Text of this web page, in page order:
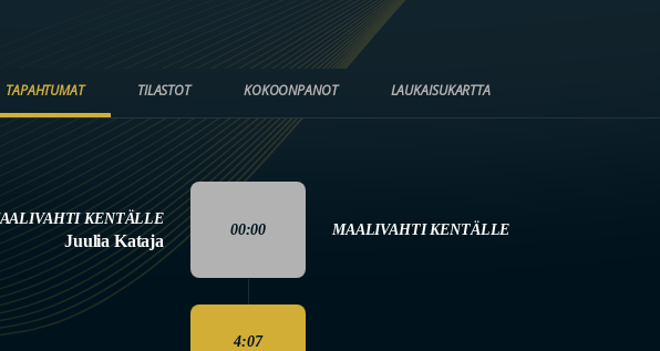
TAPAHTUMAT TILASTOT KOKOONPANOT LAUKAISUKARTTA
KENTÄLLE
Juulia Kataja
00:00 MAALIVAHTI KENTÄLLE
4:07